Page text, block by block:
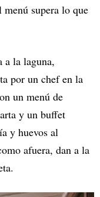
menú supera lo que
a la laguna,
por un chef en la
un menú de
y un buffet
y huevos al
afuera, dan a la